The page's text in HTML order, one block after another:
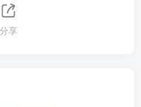
分享